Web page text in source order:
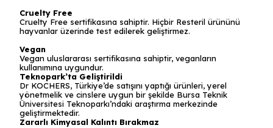
Cruelty Free
Cruelty Free sertifikasına sahiptir. Hiçbir Resteril ürününü
hayvanlar üzerinde test edilerek geliştirmez.
Vegan
Vegan uluslararası sertifikasına sahiptir, veganların
kullanımına uygundur.
Teknopark’ta Geliştirildi
Dr KOCHERS, Türkiye’de satışını yaptığı ürünleri, yerel
yönetmelik ve cinslere uygun bir şekilde Bursa Teknik
Üniversitesi Teknoparkı’ndaki araştırma merkezinde
geliştirmektedir.
Zararlı Kimyasal Kalıntı Bırakmaz